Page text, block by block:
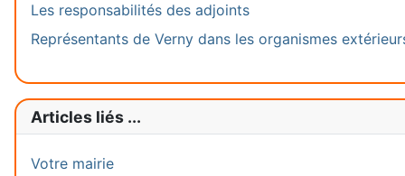
Les responsabilités des adjoints
Représentants de Verny dans les organismes
Articles liés ...
Votre mairie